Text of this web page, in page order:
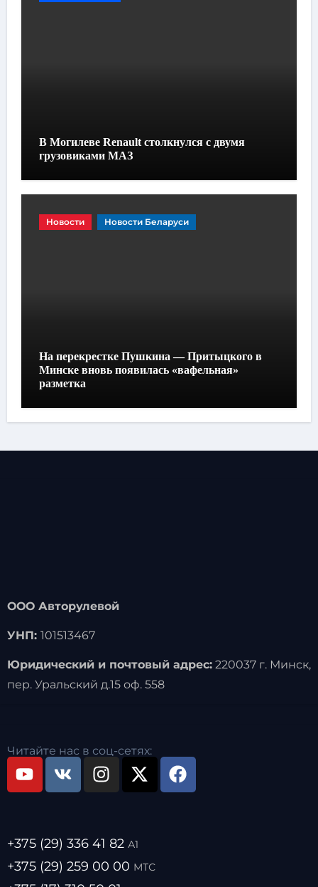
В Могилеве Renault столкнулся с двумя
грузовиками МАЗ
Новости Новости Беларуси
На перекрестке Пушкина — Притыцкого в
Минске вновь появилась «вафельная»
разметка
ООО Авторулевой
УНП: 101513467
Юридический и почтовый адрес:220037 г. Минск,
пер. Уральский д.15 оф. 558
Читайте нас в соц-сетях:
+375 (29) 336 41 82 А1
+375 (29) 259 00 00 МТС